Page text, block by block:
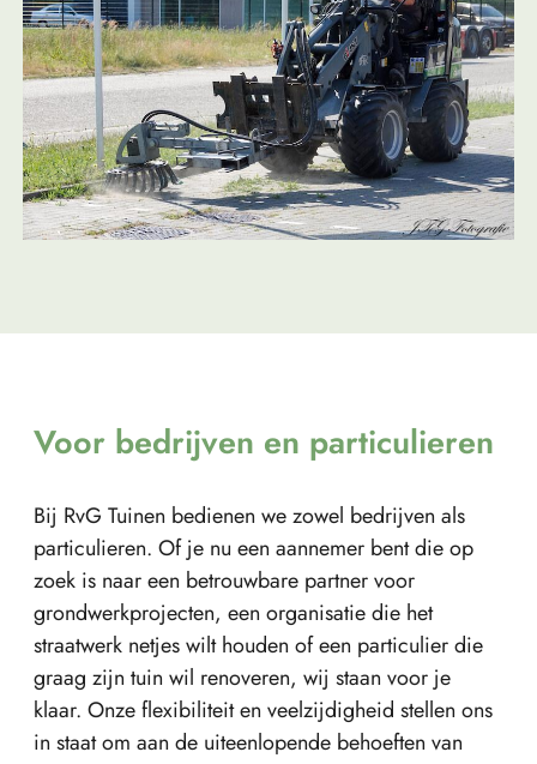
Voor bedrijven en particulieren
Bij RvG Tuinen bedienen we zowel bedrijven als
particulieren. Of je nu een aannemer bent die op
zoek is naar een betrouwbare partner voor
grondwerkprojecten, een organisatie die het
straatwerk netjes wilt houden of een particulier die
graag zijn tuin wil renoveren, wij staan voor je
klaar. Onze flexibiliteit en veelzijdigheid stellen ons
in staat om aan de uiteenlopende behoeften van